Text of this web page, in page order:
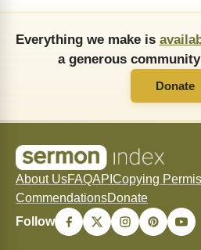
Everything we make is
a generous
Donate
About UsFAQAPI Copying
CommendationsDonate
Follow